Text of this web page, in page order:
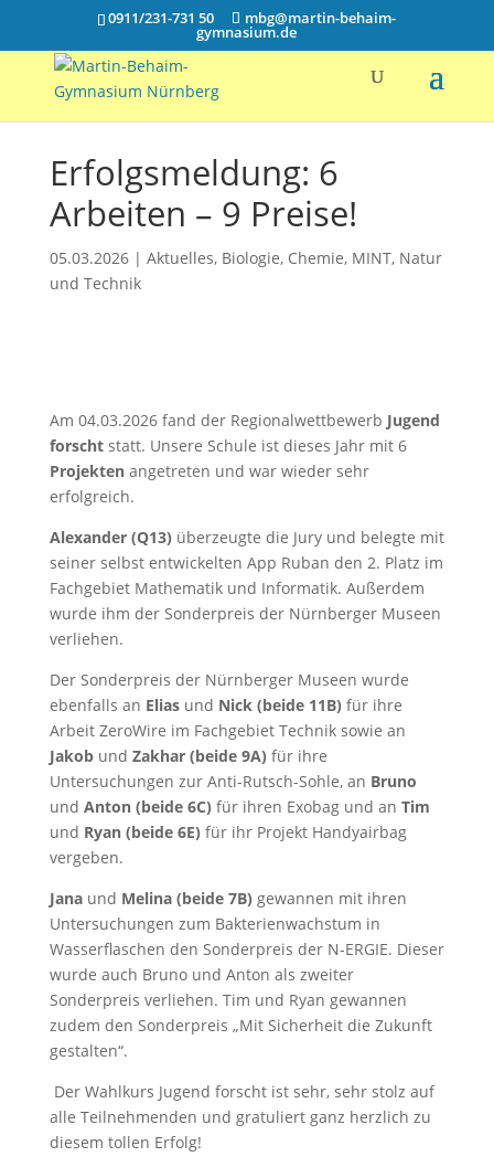
0911/231-731 50 mbg@martin-behaim-
gymnasium.de
Erfolgsmeldung: 6
Arbeiten – 9 Preise!
05.03.2026| Aktuelles, Biologie, Chemie, MINT, Natur
und Technik
Am 04.03.2026 fand der Regionalwettbewerb Jugend
forscht statt. Unsere Schule ist dieses Jahr mit 6
Projektenangetreten und war wieder sehr
erfolgreich.
Alexander (Q13) überzeugte die Jury und belegte mit
seiner selbst entwickelten App Ruban den 2. Platz im
Fachgebiet Mathematik und Informatik. Außerdem
wurde ihm der Sonderpreis der Nürnberger Museen
verliehen.
Der Sonderpreis der Nürnberger Museen wurde
ebenfalls an Elias und Nick (beide 11B) für ihre
Arbeit ZeroWire im Fachgebiet Technik sowie an
Jakobund Zakhar (beide 9A) für ihre
Untersuchungen zur Anti-Rutsch-Sohle, an Bruno
und Anton (beide 6C) für ihren Exobag und an Tim
und Ryan (beide 6E) für ihr Projekt Handyairbag
vergeben.
Jana und Melina (beide 7B) gewannen mit ihren
Untersuchungen zum Bakterienwachstum in
Wasserflaschen den Sonderpreis der N-ERGIE. Dieser
wurde auch Bruno und Anton als zweiter
Sonderpreis verliehen. Tim und Ryan gewannen
zudem den Sonderpreis „Mit Sicherheit die Zukunft
gestalten“.
Der Wahlkurs Jugend forscht ist sehr, sehr stolz auf
alle Teilnehmenden und gratuliert ganz herzlich zu
diesem tollen Erfolg!